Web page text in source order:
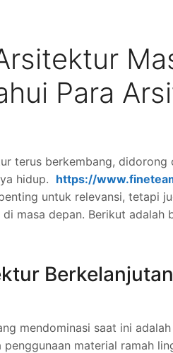
Para
terus berkembang,
hidup. https://
untuk relevansi, tetapi
di masa depan. Berikut
mendominasi saat ini adalah
material ramah